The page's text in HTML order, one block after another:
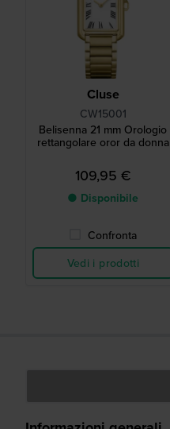
Cluse
CW15001
Belisenna 21 mm Orologio
rettangolare oror da donna
109,95 €
● Disponibile
Confronta
Vedi i prodotti